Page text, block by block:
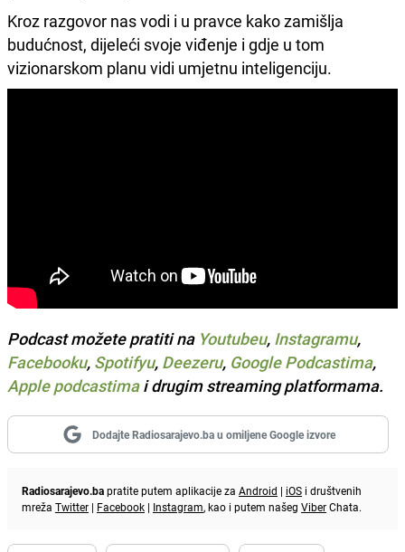
Kroz razgovor nas vodi i u pravce kako zamišlja
budućnost, dijeleći svoje viđenje i gdje u tom
vizionarskom planu vidi umjetnu inteligenciju.
Podcast možete pratiti na Youtubeu, Instagramu,
Facebooku, Spotifyu, Deezeru, Google Podcastima,
Apple podcastimai drugim streaming platformama.
Dodajte Radiosarajevo.ba u omiljene Google izvore
Radiosarajevo.bapratite putem aplikacije za Android | iOS i društvenih
mreža Twitter | Facebook | Instagram, kao i putem našeg ViberChata.